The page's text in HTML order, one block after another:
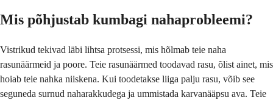
Mis põhjustab kumbagi nahaprobleemi?
Vistrikud tekivad läbi lihtsa protsessi, mis hõlmab teie naha
rasunäärmeid ja poore. Teie rasunäärmed toodavad rasu, õlist ainet, mis
hoiab teie nahka niiskena. Kui toodetakse liiga palju rasu, võib see
seguneda surnud naharakkudega ja ummistada karvanääpsu ava. Teie